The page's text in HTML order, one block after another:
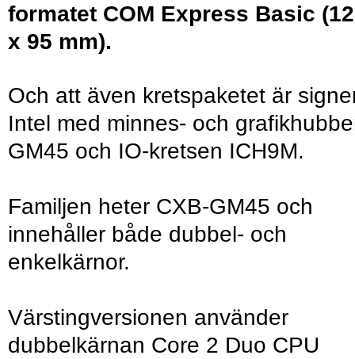
formatet COM Express Basic
x 95 mm).
Och att även kretspaketet är
Intel med minnes- och
GM45 och IO-kretsen ICH9M.
Familjen heter CXB-GM45 och
innehåller både dubbel- och
enkelkärnor.
Värstingversionen använder
dubbelkärnan Core 2 Duo CPU